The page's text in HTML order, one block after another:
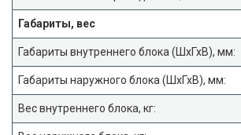
Габариты, вес
Габариты внутреннего блока (ШхГхВ), мм:
Габариты наружного блока (ШхГхВ), мм:
Вес внутреннего блока, кг: